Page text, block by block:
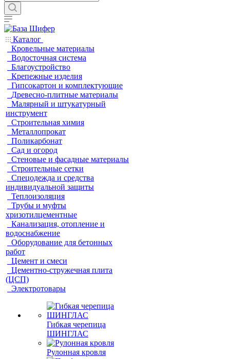
Каталог
Кровельные материалы
Водосточная система
Благоустройство
Крепежные изделия
Гипсокартон и комплектующие
Древесно-плитные материалы
Малярный и штукатурный
инструмент
Строительная химия
Металлопрокат
Поликарбонат
Сад и огород
Стеновые и фасадные материалы
Строительные сетки
Спецодежда и средства
индивидуальной защиты
Теплоизоляция
Трубы и муфты
хризотилцементные
Канализация, отопление и
водоснабжение
Оборудование для бетонных
работ
Цемент и смеси
Цементно-стружечная плита
(ЦСП)
Электротовары
Гибкая черепица
ШИНГЛАС
Рулонная кровля